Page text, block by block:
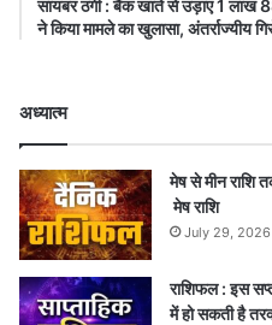
सायबर ठगी : बैंक खाते से उड़ाए 1 लाख
ने किया मामले का खुलासा, अंतर्राज्यीय
अध्यात्म
मेष से मीन राशि
मेष राशि
July 29, 2026
राशिफल : इस
में हो सकती है